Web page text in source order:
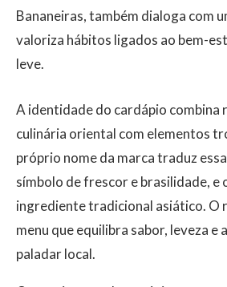
Bananeiras, também dialoga com
valoriza hábitos ligados ao bem-
leve.
A identidade do cardápio combina
culinária oriental com elementos
próprio nome da marca traduz
símbolo de frescor e brasilidade, e
ingrediente tradicional asiático. O
menu que equilibra sabor, leveza e
paladar local.